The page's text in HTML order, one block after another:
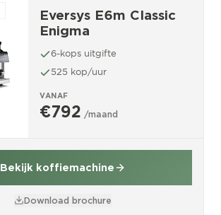
Eversys E6m Classic
Enigma
6-kops uitgifte
525 kop/uur
VANAF
€792 /maand
Bekijk koffiemachine
Download brochure